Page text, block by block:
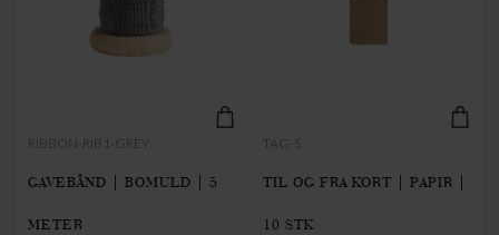
RIBBON-RIB1-GREY
GAVEBÅND | BOMULD | 5
METER
TAG-S
TIL OG FRA KORT | PAPIR |
10 STK